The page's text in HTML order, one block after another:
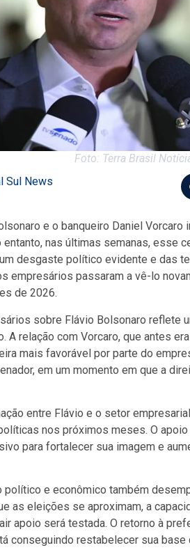
Foto: Terra Brasil
Sul News
e o banqueiro Daniel
nas últimas semanas, esse
desgaste político evidente e das
empresários passaram a vê-lo
de 2026.
sobre Flávio Bolsonaro reflete
A relação com Vorcaro, que antes
mais favorável por parte do
em um momento em que a
entre Flávio e o setor
nos próximos meses. O
para fortalecer sua imagem e
político e econômico também
as eleições se aproximam, a
apoio será testada. O retorno à
conseguindo restabelecer sua